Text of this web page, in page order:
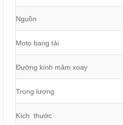
Nguồn
Moto bang tải
Đường kính mâm xoay
Trọng lượng
Kích thước